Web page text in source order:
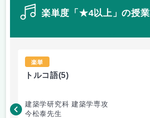
楽単度「★4以上」の授業
楽単
トルコ語(5)
建築学研究科 建築学専攻
今松泰先生